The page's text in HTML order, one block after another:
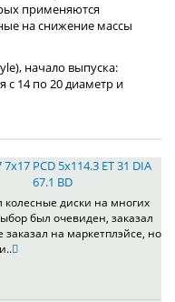
применяются
на снижение массы
начало выпуска:
с 14 по 20 диаметр и
7x17 PCD 5x114.3 ET 31 DIA
67.1 BD
колесные диски на многих
был очевиден, заказал
на маркетплэйсе, но